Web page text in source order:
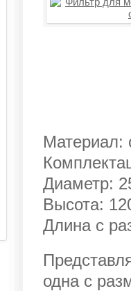
Материал:
Диаметр:
Высота:
Длина с
одна с